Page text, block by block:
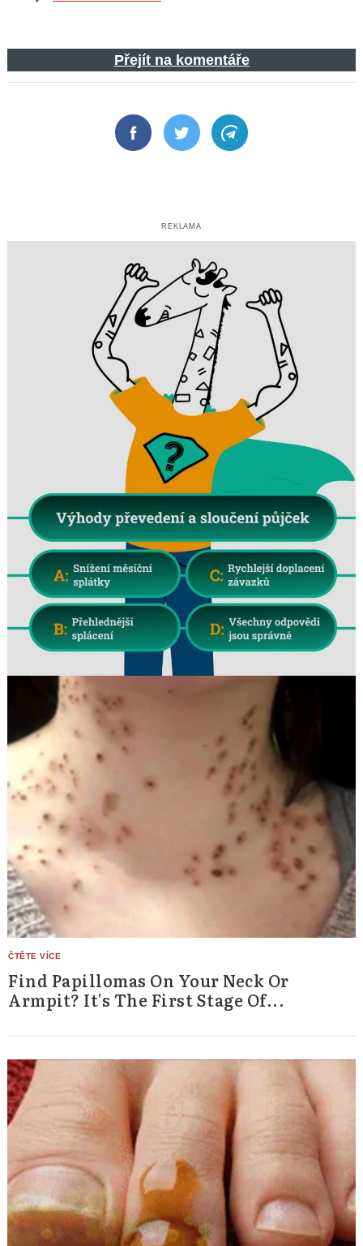
Přejít na komentáře
FacebookTwitter Telegram
REKLAMA
Find Papillomas On Your Neck Or
Armpit? It's The First Stage Of...